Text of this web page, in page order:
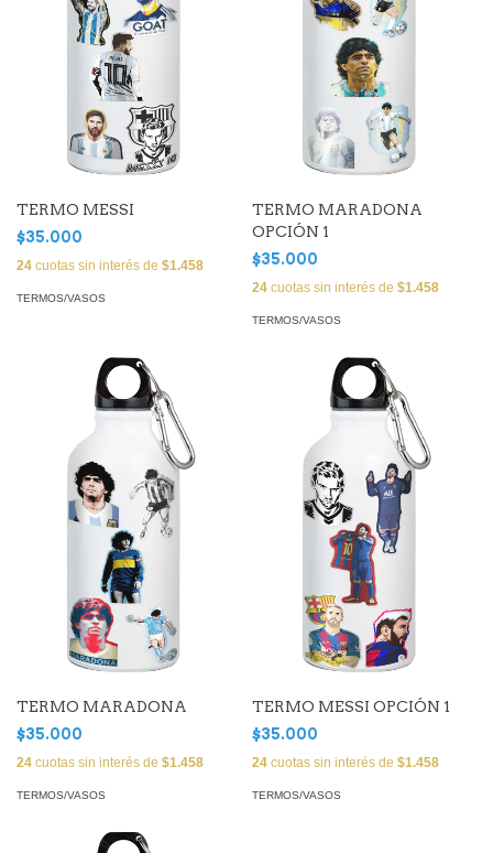
TERMO MESSI
$35.000
24 cuotas sin interés de $1.458
TERMOS/VASOS
TERMO MARADONA
OPCIÓN 1
$35.000
24 cuotas sin interés de $1.458
TERMOS/VASOS
TERMO MARADONA
$35.000
24 cuotas sin interés de $1.458
TERMOS/VASOS
TERMO MESSI OPCIÓN 1
$35.000
24 cuotas sin interés de $1.458
TERMOS/VASOS